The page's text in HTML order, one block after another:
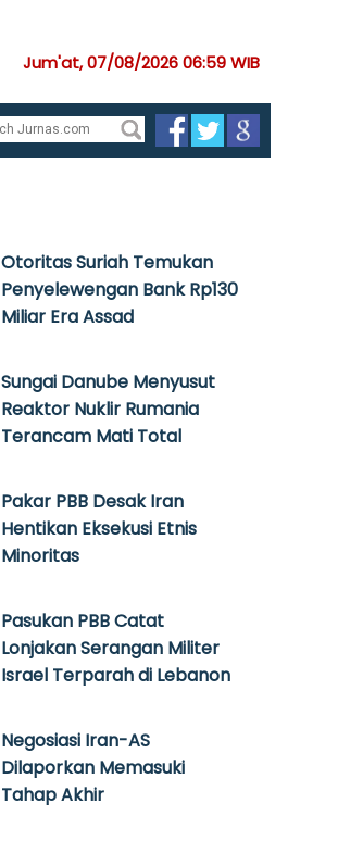
Jum'at, 07/08/2026 06:59 WIB
Otoritas Suriah Temukan
Penyelewengan Bank Rp130
Miliar Era Assad
Sungai Danube Menyusut
Reaktor Nuklir Rumania
Terancam Mati Total
Pakar PBB Desak Iran
Hentikan Eksekusi Etnis
Minoritas
Pasukan PBB Catat
Lonjakan Serangan Militer
Israel Terparah di Lebanon
Negosiasi Iran-AS
Dilaporkan Memasuki
Tahap Akhir